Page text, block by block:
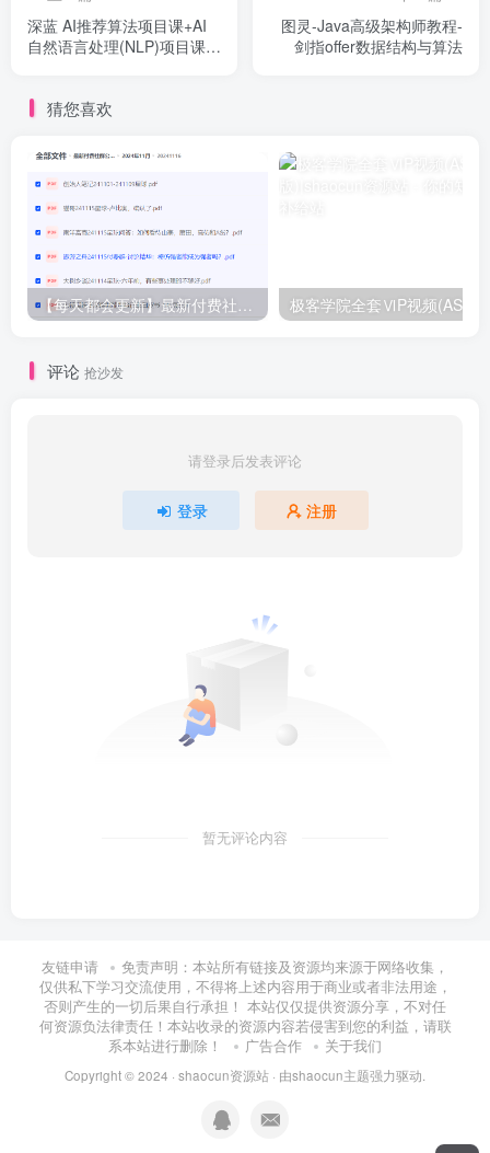
深蓝 AI推荐算法项目课+AI
自然语言处理(NLP)项目课
新版名企内部培训班
图灵-Java高级架构师教程-
剑指offer数据结构与算法
猜您喜欢
【每天都会更新】最新付费社群公众号文章 极客学院全套ⅥP视频(AS版)
评论 抢沙发
请登录后发表评论
登录 注册
暂无评论内容
友链申请
免责声明：本站所有链接及资源均来源于网络收集，
仅供私下学习交流使用，不得将上述内容用于商业或者非法用途，
否则产生的一切后果自行承担！ 本站仅仅提供资源分享，不对任
何资源负法律责任！本站收录的资源内容若侵害到您的利益，请联
系本站进行删除！
广告合作 关于我们
Copyright © 2024 · shaocun资源站 · 由shaocun主题强力驱动.